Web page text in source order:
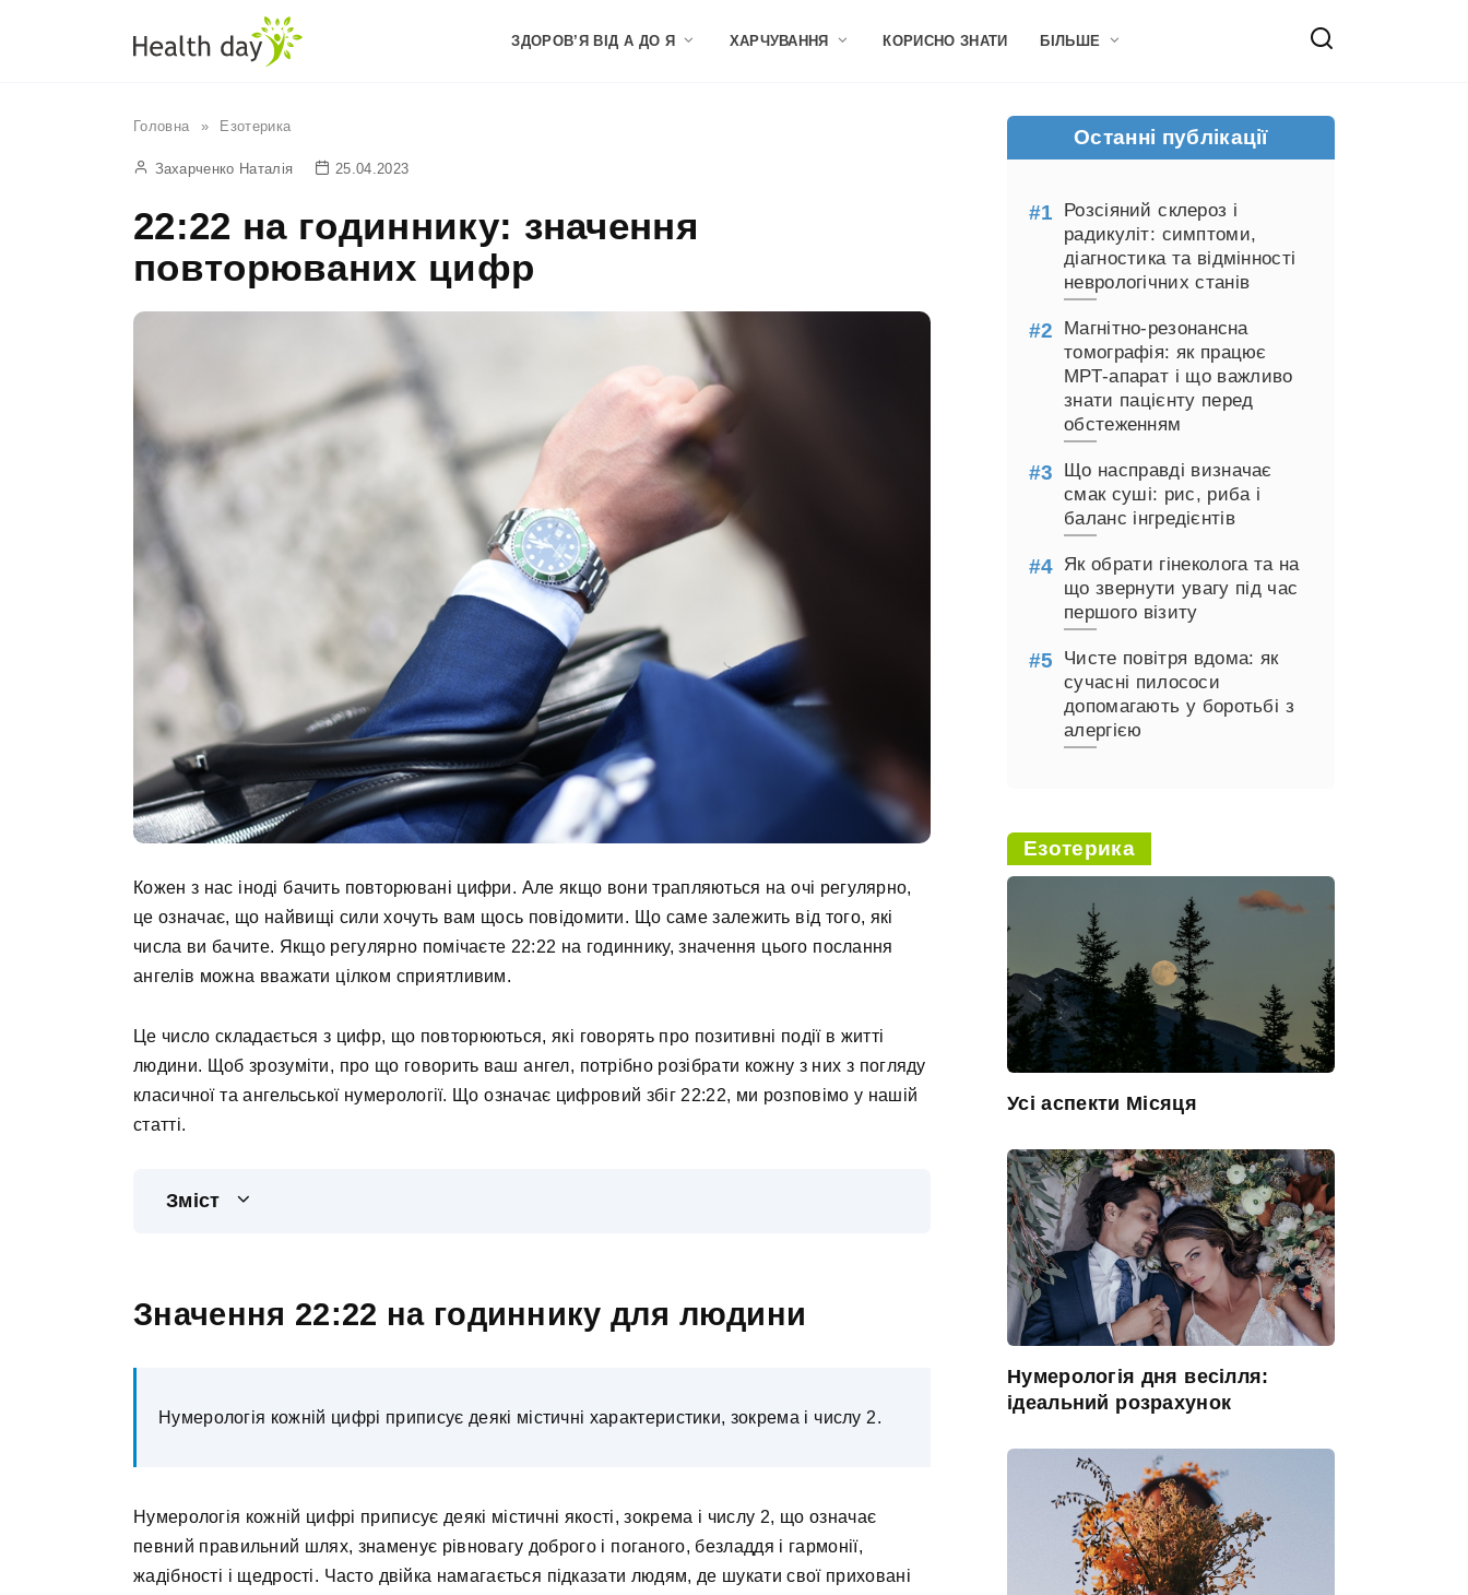
ЗДОРОВ’Я ВІД А ДО Я ХАРЧУВАННЯ КОРИСНО ЗНАТИ БІЛЬШЕ
Головна » Езотерика
Захарченко Наталія 25.04.2023
22:22 на годиннику: значення
повторюваних цифр
Кожен з нас іноді бачить повторювані цифри. Але якщо вони трапляються на очі регулярно,
це означає, що найвищі сили хочуть вам щось повідомити. Що саме залежить від того, які
числа ви бачите. Якщо регулярно помічаєте 22:22 на годиннику, значення цього послання
ангелів можна вважати цілком сприятливим.
Це число складається з цифр, що повторюються, які говорять про позитивні події в житті
людини. Щоб зрозуміти, про що говорить ваш ангел, потрібно розібрати кожну з них з погляду
класичної та ангельської нумерології. Що означає цифровий збіг 22:22, ми розповімо у нашій
статті.
Зміст
Значення 22:22 на годиннику для людини
Нумерологія кожній цифрі приписує деякі містичні характеристики, зокрема і числу 2.
Нумерологія кожній цифрі приписує деякі містичні якості, зокрема і числу 2, що означає
певний правильний шлях, знаменує рівновагу доброго і поганого, безладдя і гармонії,
жадібності і щедрості. Часто двійка намагається підказати людям, де шукати свої приховані
Останні публікації
Розсіяний склероз і
радикуліт: симптоми,
діагностика та відмінності
неврологічних станів
Магнітно-резонансна
томографія: як працює
МРТ-апарат і що важливо
знати пацієнту перед
обстеженням
Що насправді визначає
смак суші: рис, риба і
баланс інгредієнтів
Як обрати гінеколога та на
що звернути увагу під час
першого візиту
Чисте повітря вдома: як
сучасні пилососи
допомагають у боротьбі з
алергією
Езотерика
Усі аспекти Місяця
Нумерологія дня весілля:
ідеальний розрахунок